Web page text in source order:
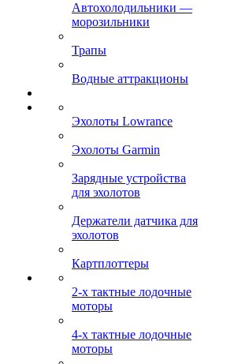
Автохолодильники —
морозильники
Трапы
Водные аттракционы
Эхолоты Lowrance
Эхолоты Garmin
Зарядные устройства
для эхолотов
Держатели датчика для
эхолотов
Картплоттеры
2-х тактные лодочные
моторы
4-х тактные лодочные
моторы